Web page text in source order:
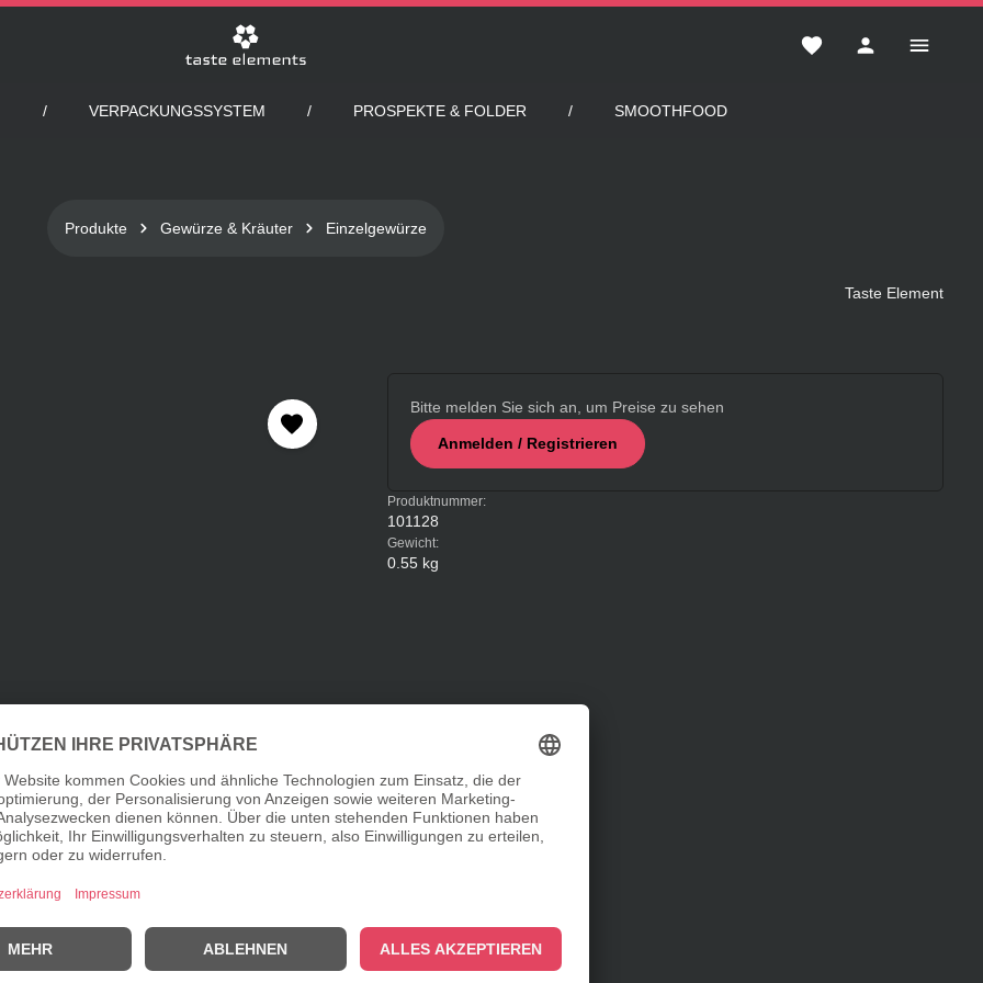
VERPACKUNGSSYSTEM PROSPEKTE & FOLDER SMOOTHFOOD
Produkte Gewürze & Kräuter Einzelgewürze
Taste Element
Bitte melden Sie sich an, um Preise zu sehen
Anmelden / Registrieren
Produktnummer:
101128
Gewicht:
0.55 kg